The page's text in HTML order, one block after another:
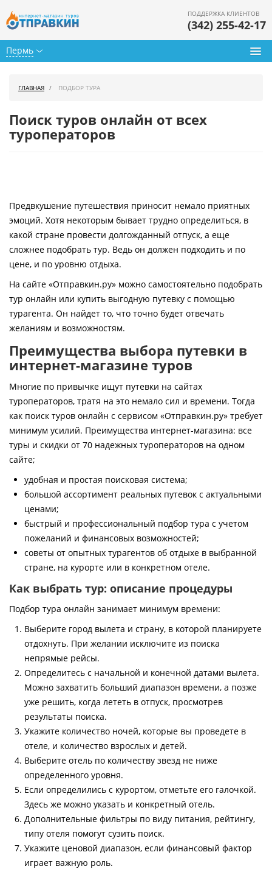
Пермь
ПОДДЕРЖКА КЛИЕНТОВ
(342) 255-42-17
Горящие туры
Страны
Как купить
Контакты
ГЛАВНАЯ ПОДБОР ТУРА
Поиск туров онлайн от всех
туроператоров
Предвкушение путешествия приносит немало приятных
эмоций. Хотя некоторым бывает трудно определиться, в
какой стране провести долгожданный отпуск, а еще
сложнее подобрать тур. Ведь он должен подходить и по
цене, и по уровню отдыха.
На сайте «Отправкин.ру» можно самостоятельно подобрать
тур онлайн или купить выгодную путевку с помощью
турагента. Он найдет то, что точно будет отвечать
желаниям и возможностям.
Преимущества выбора путевки в
интернет-магазине туров
Многие по привычке ищут путевки на сайтах
туроператоров, тратя на это немало сил и времени. Тогда
как поиск туров онлайн с сервисом «Отправкин.ру» требует
минимум усилий. Преимущества интернет-магазина: все
туры и скидки от 70 надежных туроператоров на одном
сайте;
удобная и простая поисковая система;
большой ассортимент реальных путевок с актуальными
ценами;
быстрый и профессиональный подбор тура с учетом
пожеланий и финансовых возможностей;
советы от опытных турагентов об отдыхе в выбранной
стране, на курорте или в конкретном отеле.
Как выбрать тур: описание процедуры
Подбор тура онлайн занимает минимум времени:
Выберите город вылета и страну, в которой планируете
отдохнуть. При желании исключите из поиска
непрямые рейсы.
Определитесь с начальной и конечной датами вылета.
Можно захватить больший диапазон времени, а позже
уже решить, когда лететь в отпуск, просмотрев
результаты поиска.
Укажите количество ночей, которые вы проведете в
отеле, и количество взрослых и детей.
Выберите отель по количеству звезд не ниже
определенного уровня.
Если определились с курортом, отметьте его галочкой.
Здесь же можно указать и конкретный отель.
Дополнительные фильтры по виду питания, рейтингу,
типу отеля помогут сузить поиск.
Укажите ценовой диапазон, если финансовый фактор
играет важную роль.